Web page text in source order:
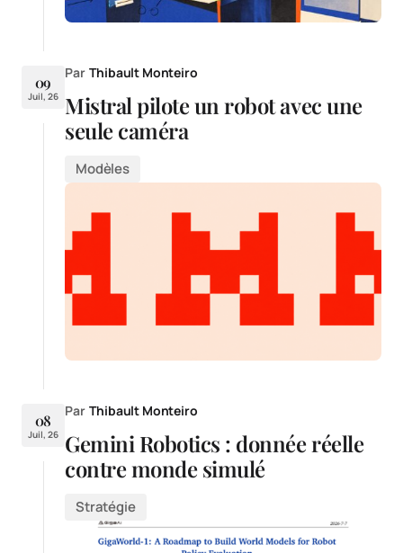
09
Juil, 26
Par Thibault Monteiro
Mistral pilote un robot avec une
seule caméra
Modèles
08
Juil, 26
Par Thibault Monteiro
Gemini Robotics : donnée réelle
contre monde simulé
Stratégie